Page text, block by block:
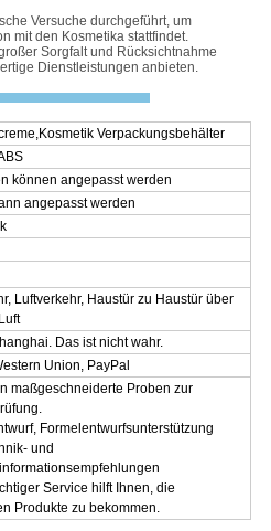
Versuche durchgeführt, um
mit den Kosmetika stattfindet.
Sorgfalt und Rücksichtnahme
Dienstleistungen anbieten.
Kosmetik Verpackungsbehälter
können angepasst werden
angepasst werden
Luftverkehr, Haustür zu Haustür über
Das ist nicht wahr.
Union, PayPal
maßgeschneiderte Proben zur
Formelentwurfsunterstützung
und
Service hilft Ihnen, die
Produkte zu bekommen.